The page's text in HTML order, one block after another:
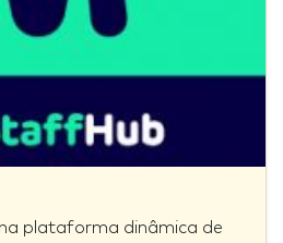
plataforma dinâmica de